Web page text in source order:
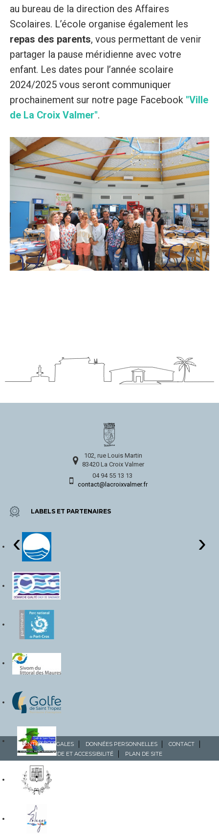
au bureau de la direction des Affaires
Scolaires. L’école organise également les
repas des parents, vous permettant de venir
partager la pause méridienne avec votre
enfant. Les dates pour l’année scolaire
2024/2025 vous seront communiquer
prochainement sur notre page Facebook "Ville
de La Croix Valmer".
102, rue Louis Martin
83420 La Croix Valmer
04 94 55 13 13
contact@lacroixvalmer.fr
LABELS ET PARTENAIRES
‹ ›
MENTIONS LÉGALES DONNÉES PERSONNELLES
CONTACT
AIDE ET ACCESSIBILITÉ
PLAN DE SITE